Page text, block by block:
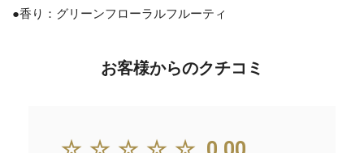
●香り：グリーンフローラルフルーティ
お客様からのクチコミ